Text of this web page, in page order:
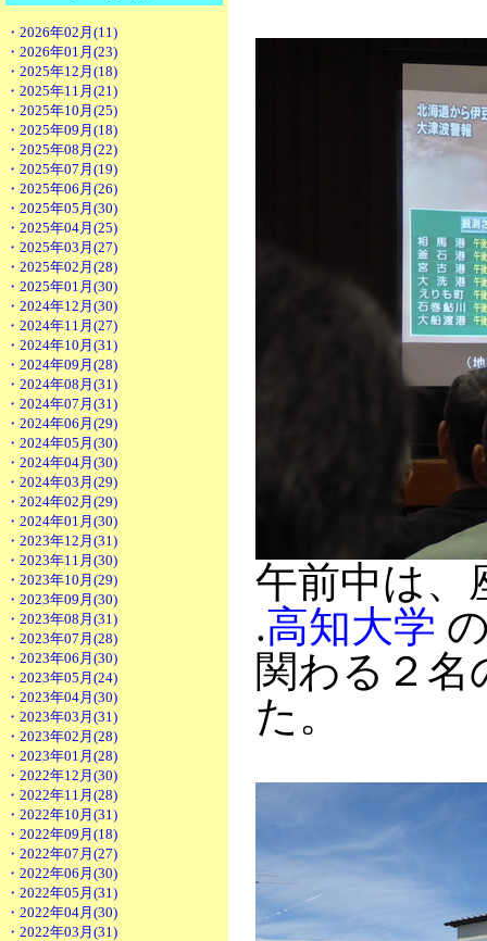
・2026年02月(11)
・2026年01月(23)
・2025年12月(18)
・2025年11月(21)
・2025年10月(25)
・2025年09月(18)
・2025年08月(22)
・2025年07月(19)
・2025年06月(26)
・2025年05月(30)
・2025年04月(25)
・2025年03月(27)
・2025年02月(28)
・2025年01月(30)
・2024年12月(30)
・2024年11月(27)
・2024年10月(31)
・2024年09月(28)
・2024年08月(31)
・2024年07月(31)
・2024年06月(29)
・2024年05月(30)
・2024年04月(30)
・2024年03月(29)
・2024年02月(29)
・2024年01月(30)
・2023年12月(31)
・2023年11月(30)
・2023年10月(29)
・2023年09月(30)
・2023年08月(31)
・2023年07月(28)
・2023年06月(30)
・2023年05月(24)
・2023年04月(30)
・2023年03月(31)
・2023年02月(28)
・2023年01月(28)
・2022年12月(30)
・2022年11月(28)
・2022年10月(31)
・2022年09月(18)
・2022年07月(27)
・2022年06月(30)
・2022年05月(31)
・2022年04月(30)
・2022年03月(31)
午前中は、
.高知大学
関わる２名
た。